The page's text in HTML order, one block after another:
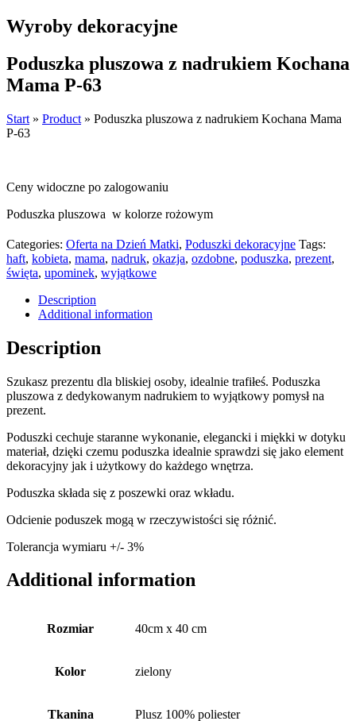
Wyroby dekoracyjne
Poduszka pluszowa z nadrukiem Kochana
Mama P-63
Start » Product » Poduszka pluszowa z nadrukiem Kochana Mama
P-63
Ceny widoczne po zalogowaniu
Poduszka pluszowa w kolorze rożowym
Categories: Oferta na Dzień Matki, Poduszki dekoracyjne Tags:
haft, kobieta, mama, nadruk, okazja, ozdobne, poduszka, prezent,
święta, upominek, wyjątkowe
Description
Additional information
Description
Szukasz prezentu dla bliskiej osoby, idealnie trafiłeś. Poduszka
pluszowa z dedykowanym nadrukiem to wyjątkowy pomysł na
prezent.
Poduszki cechuje staranne wykonanie, elegancki i miękki w dotyku
materiał, dzięki czemu poduszka idealnie sprawdzi się jako element
dekoracyjny jak i użytkowy do każdego wnętrza.
Poduszka składa się z poszewki oraz wkładu.
Odcienie poduszek mogą w rzeczywistości się różnić.
Tolerancja wymiaru +/- 3%
Additional information
Rozmiar 40cm x 40 cm
Kolor zielony
Tkanina Plusz 100% poliester